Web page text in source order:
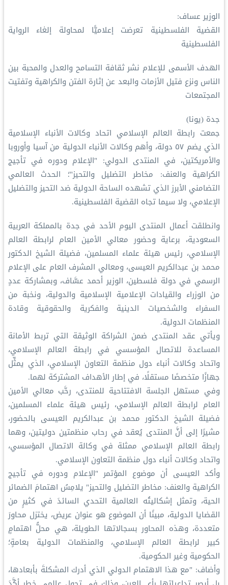
الوزير عساف:
القضية الفلسطينية تعرضت إعلاميًّا لمحاولة إلغاء الرواية
الفلسطينية
الهدف الأسمى للإعلام نشر ثقافة التسامح والعدل والمحبة بين
الناس ونزع فتيل الأزمات والبعد عن إثارة الفتن والكراهية وتفتيت
المجتمعات
جدة (يونا)
جمعت رابطة العالم الإسلامي اتحاد وكالات الأنباء الإسلامية
الذي يضم ٥٧ دولة، وأهم وكالات الأنباء الدولية من آسيا وأوروبا
والأمريكتين، في المنتدى الدولي: "الإعلام ودوره في تأجيج
الكراهية والعنف: مخاطر التضليل والتحيز"؛ الحدث العالمي
التضامني الأبرز الذي تشهده الساحة الدولية ضد التحيز والتضليل
الإعلامي، ولا سيما تجاه القضية الفلسطينية.
وانطلقت أعمال المنتدى اليوم الأحد في جدة بالمملكة العربية
السعودية، برعاية وحضور معالي الأمين العام لرابطة العالم
الإسلامي، رئيس هيئة علماء المسلمين، فضيلة الشيخ الدكتور
محمد بن عبدالكريم العيسى، ومعالي المشرف العام على الإعلام
الرسمي في دولة فلسطين، الوزير أحمد عسَّاف، وبمشاركة عددٍ
من الوزراء والقيادات الإعلامية الإسلامية والدولية، ونخبة من
السفراء والشخصيات الدينية والفكرية والحقوقية وقادة
المنظمات الدولية.
ويأتي عقد المنتدى ضمن الشراكة الوثيقة التي تربط الأمانة
المساعدة للاتصال المؤسسي في رابطة العالم الإسلامي،
واتحاد وكالات أنباء دول منظمة التعاون الإسلامي، الذي يمثِّل
جهازًا متخصصًا مستقلًا، في إطار الأهداف المشتركة لهما.
وفي مستهل الجلسة الافتتاحية للمنتدى، رحَّب معالي الأمين
العام لرابطة العالم الإسلامي، رئيس هيئة علماء المسلمين،
فضيلة الشيخ الدكتور محمد بن عبدالكريم العيسى بالحضور،
مشيرًا إلى أنَّ المنتدى يُعقد في رحاب منظمتين دوليتين، وهما
رابطة العالم الإسلامي ممثلة في وكالة الاتصال المؤسسي،
واتحاد وكالات أنباء دول منظمة التعاون الإسلامي.
وأكد العيسى أن موضوع المؤتمر "الإعلام ودوره في تأجيج
الكراهية والعنف: مخاطر التضليل والتحيز" يلامِسُ اهتمامَ الضمائر
الحية، وتمثل إشكاليتُه العالمية التحدي السائدَ في كثيرٍ من
القضايا الدولية، مبينًا أن الموضوع هو عنوان عريض، يختزل محاورَ
متعددة، وهذه المحاور بسجالاتها الطويلة، هي محلُّ اهتمامٍ
كبير لرابطة العالم الإسلامي، والمنظمات الدولية بعامةٍ؛
الحكومية وغير الحكومية.
وأضاف: "مع هذا الاهتمام الدولي الذي أدرك المشكلةَ بأبعادها،